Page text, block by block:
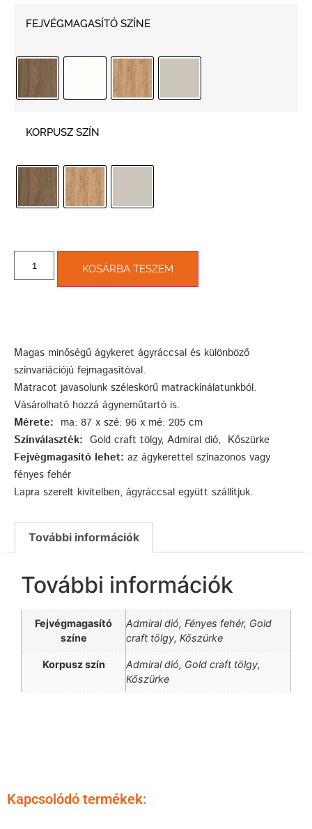
FEJVÉGMAGASÍTÓ SZÍNE
KORPUSZ SZÍN
KOSÁRBA TESZEM
Magas minőségű ágykeret ágyráccsal és különböző
színvariációjú fejmagasítóval.
Matracot javasolunk széleskörű matrackínálatunkból.
Vásárolható hozzá ágyneműtartó is.
Mérete: ma: 87 x szé: 96 x mé: 205 cm
Színválaszték: Gold craft tölgy, Admiral dió, Kőszürke
Fejvégmagasító lehet: az ágykerettel színazonos vagy
fényes fehér
Lapra szerelt kivitelben, ágyráccsal együtt szállítjuk.
További információk
További információk
Fejvégmagasító
színe
Admiral dió, Fényes fehér, Gold
craft tölgy, Kőszürke
Korpusz szín
Admiral dió, Gold craft tölgy,
Kőszürke
Kapcsolódó termékek: